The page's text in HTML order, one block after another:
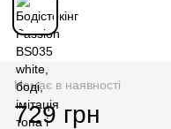
Немає в наявності
729 грн